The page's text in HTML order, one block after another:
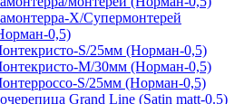
Х/Супермонтерей
0,5)
S/25мм (Норман-0,5)
M/30мм (Норман-0,5)
S/25мм (Норман-0,5)
Grand Line (Satin matt-0.5)